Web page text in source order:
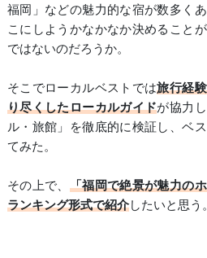
福岡」などの魅力的な宿が数多く
こにしようかなかなか決めること
ではないのだろうか。
そこでローカルベストでは旅行経
り尽くしたローカルガイドが協力
ル・旅館」を徹底的に検証し、ベ
てみた。
その上で、 「福岡で絶景が魅力の
ランキング形式で紹介したいと思う。